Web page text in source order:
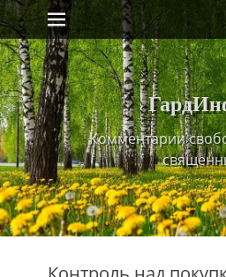
Skip
to
content
Primary Menu
Комментарии